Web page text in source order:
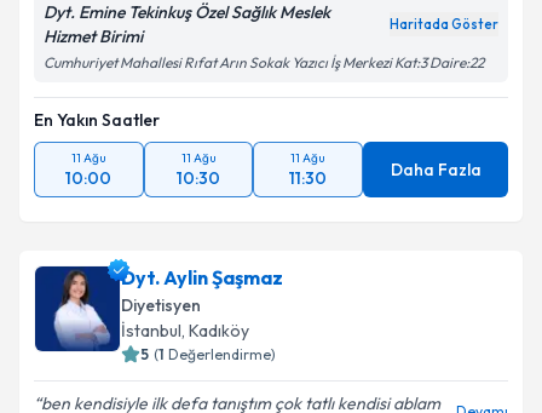
Dyt. Emine Tekinkuş Özel Sağlık Meslek
Hizmet Birimi
Haritada Göster
Cumhuriyet Mahallesi Rıfat Arın Sokak Yazıcı İş Merkezi Kat:3 Daire:22
En Yakın Saatler
11 Ağu
10:00
11 Ağu
10:30
11 Ağu
11:30 Daha Fazla
Dyt. Aylin Şaşmaz
Diyetisyen
İstanbul, Kadıköy
5 (1 Değerlendirme)
ben kendisiyle ilk defa tanıştım çok tatlı kendisi ablam